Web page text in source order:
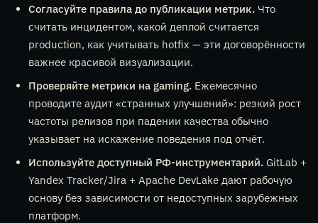
Согласуйте правила до публикации метрик. Что
считать инцидентом, какой деплой считается
production, как учитывать hotfix — эти договорённости
важнее красивой визуализации.
Проверяйте метрики на gaming. Ежемесячно
проводите аудит «странных улучшений»: резкий рост
частоты релизов при падении качества обычно
указывает на искажение поведения под отчёт.
Используйте доступный РФ-инструментарий. GitLab +
Yandex Tracker/Jira + Apache DevLake дают рабочую
основу без зависимости от недоступных зарубежных
платформ.